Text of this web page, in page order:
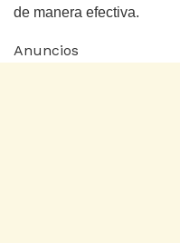
de manera efectiva.
Anuncios